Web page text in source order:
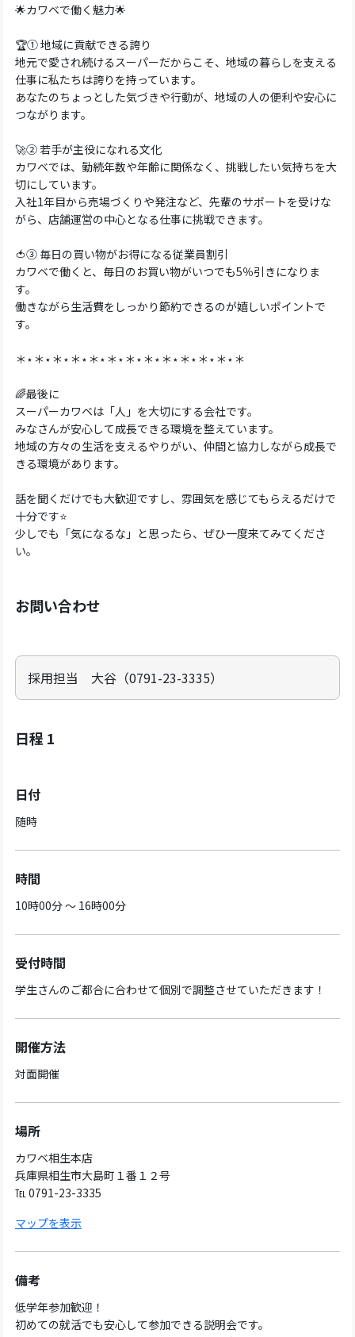
🌟カワベで働く魅力🌟
🏆① 地域に貢献できる誇り
地元で愛され続けるスーパーだからこそ、地域の暮らしを支える
仕事に私たちは誇りを持っています。
あなたのちょっとした気づきや行動が、地域の人の便利や安心に
つながります。
🚀② 若手が主役になれる文化
カワベでは、勤続年数や年齢に関係なく、挑戦したい気持ちを大
切にしています。
入社1年目から売場づくりや発注など、先輩のサポートを受けな
がら、店舗運営の中心となる仕事に挑戦できます。
🍅③ 毎日の買い物がお得になる従業員割引
カワベで働くと、毎日のお買い物がいつでも5％引きになりま
す。
働きながら生活費をしっかり節約できるのが嬉しいポイントで
す。
＊⋆＊⋆＊⋆＊⋆＊⋆＊⋆＊⋆＊⋆＊⋆＊⋆＊⋆＊⋆＊
🌈最後に
スーパーカワベは「人」を大切にする会社です。
みなさんが安心して成長できる環境を整えています。
地域の方々の生活を支えるやりがい、仲間と協力しながら成長で
きる環境があります。
話を聞くだけでも大歓迎ですし、雰囲気を感じてもらえるだけで
十分です⭐
少しでも「気になるな」と思ったら、ぜひ一度来てみてくださ
い。
お問い合わせ
採用担当 大谷（0791-23-3335）
日程 1
日付
随時
時間
10時00分 ～ 16時00分
受付時間
学生さんのご都合に合わせて個別で調整させていただきます！
開催方法
対面開催
場所
カワベ相生本店
兵庫県相生市大島町１番１２号
℡ 0791-23-3335
マップを表示
備考
低学年参加歓迎！
初めての就活でも安心して参加できる説明会です。